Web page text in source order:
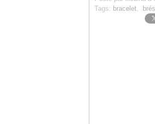
Tags: bracelet,